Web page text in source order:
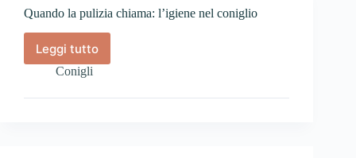
Quando la pulizia chiama: l’igiene nel coniglio
Leggi tutto
Quando
la
chiama:
Conigli